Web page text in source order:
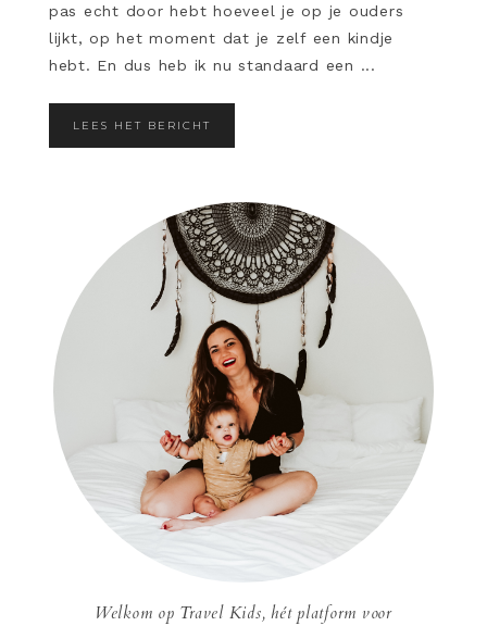
pas echt door hebt hoeveel je op je ouders
lijkt, op het moment dat je zelf een kindje
hebt. En dus heb ik nu standaard een ...
LEES HET BERICHT
Welkom op Travel Kids, hét platform voor